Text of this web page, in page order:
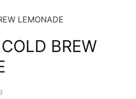
BREW